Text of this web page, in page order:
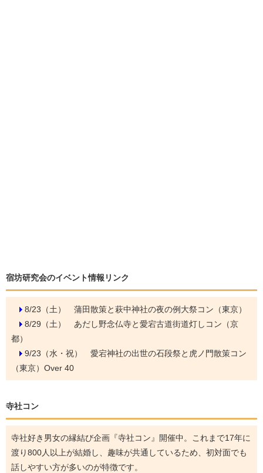
宿坊研究会のイベント情報リンク
8/23（土） 蒲田散策と萩中神社の夜の例大祭コン（東京）
8/29（土） あだし野念仏寺と愛宕古道街道灯しコン（京
都）
9/23（水・祝） 愛宕神社の出世の石段祭と虎ノ門散策コン
（東京）Over 40
寺社コン
寺社好き男女の縁結び企画『寺社コン』開催中。これまで17年に
渡り800人以上が結婚し、趣味が共通しているため、初対面でも
話しやすい方が多いのが特徴です。